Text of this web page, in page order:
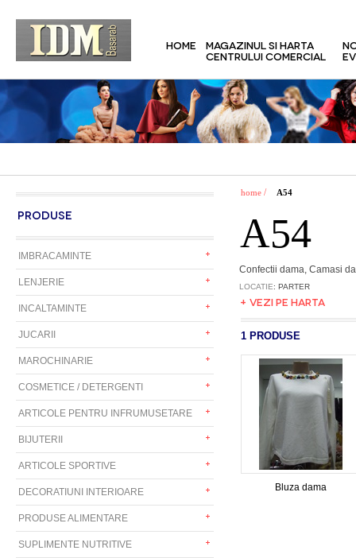
HOME
MAGAZINUL SI HARTA
CENTRULUI COMERCIAL
PRODUSE
IMBRACAMINTE
LENJERIE
INCALTAMINTE
JUCARII
MAROCHINARIE
COSMETICE / DETERGENTI
ARTICOLE PENTRU INFRUMUSETARE
BIJUTERII
ARTICOLE SPORTIVE
DECORATIUNI INTERIOARE
PRODUSE ALIMENTARE
SUPLIMENTE NUTRITIVE
home / A54
A54
Confectii dama, Camasi
LOCATIE: PARTER
+ VEZI PE HARTA
1 PRODUSE
Bluza dama